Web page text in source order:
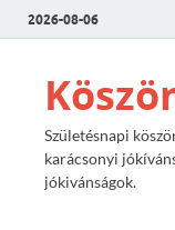
2026-08-06
Születésnapi
karácsonyi
jókivánságok.